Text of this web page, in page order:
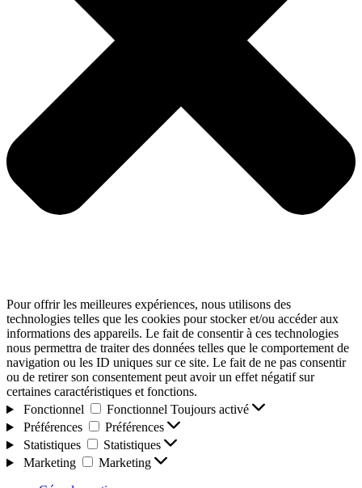
Pour offrir les meilleures expériences, nous utilisons des
technologies telles que les cookies pour stocker et/ou accéder aux
informations des appareils. Le fait de consentir à ces technologies
nous permettra de traiter des données telles que le comportement de
navigation ou les ID uniques sur ce site. Le fait de ne pas consentir
ou de retirer son consentement peut avoir un effet négatif sur
certaines caractéristiques et fonctions.
Fonctionnel
Fonctionnel Toujours activé
Préférences
Préférences
Statistiques
Statistiques
Marketing
Marketing